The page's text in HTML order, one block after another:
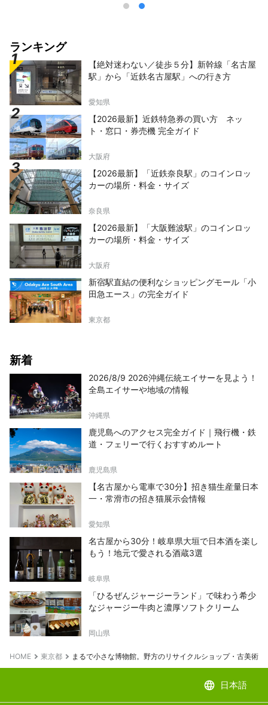
ランキング
【絶対迷わない／徒歩５分】新幹線「名古屋
駅」から「近鉄名古屋駅」への行き方
愛知県
【2026最新】近鉄特急券の買い方 ネッ
ト・窓口・券売機 完全ガイド
大阪府
【2026最新】「近鉄奈良駅」のコインロッ
カーの場所・料金・サイズ
奈良県
【2026最新】「大阪難波駅」のコインロッ
カーの場所・料金・サイズ
大阪府
新宿駅直結の便利なショッピングモール「小
田急エース」の完全ガイド
東京都
新着
2026/8/9 2026沖縄伝統エイサーを見よう！
全島エイサーや地域の情報
沖縄県
鹿児島へのアクセス完全ガイド｜飛行機・鉄
道・フェリーで行くおすすめルート
鹿児島県
【名古屋から電車で30分】招き猫生産量日本
一・常滑市の招き猫展示会情報
愛知県
名古屋から30分！岐阜県大垣で日本酒を楽し
もう！地元で愛される酒蔵3選
岐阜県
「ひるぜんジャージーランド」で味わう希少
なジャージー牛肉と濃厚ソフトクリーム
岡山県
HOME 東京都 まるで小さな博物館。野方のリサイクルショップ・古美術
language 日本語